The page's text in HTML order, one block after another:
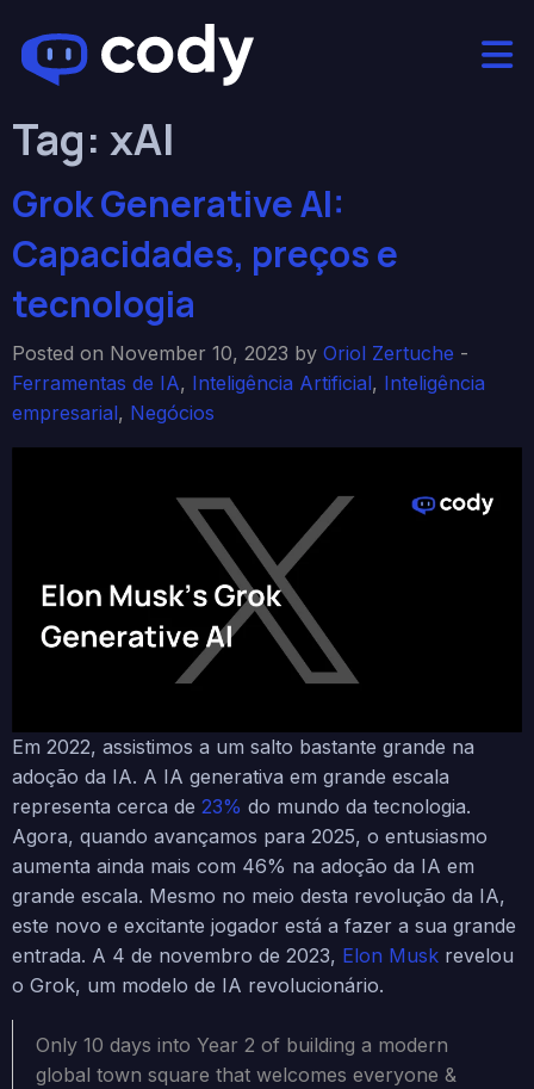
Tag: xAI
Grok Generative AI:
Capacidades, preços e
tecnologia
Posted on November 10, 2023 by Oriol Zertuche -
Ferramentas de IA, Inteligência Artificial, Inteligência
empresarial, Negócios
Em 2022, assistimos a um salto bastante grande na
adoção da IA. A IA generativa em grande escala
representa cerca de 23% do mundo da tecnologia.
Agora, quando avançamos para 2025, o entusiasmo
aumenta ainda mais com 46% na adoção da IA em
grande escala. Mesmo no meio desta revolução da IA,
este novo e excitante jogador está a fazer a sua grande
entrada. A 4 de novembro de 2023, Elon Musk revelou
o Grok, um modelo de IA revolucionário.
Only 10 days into Year 2 of building a modern
global town square that welcomes everyone &